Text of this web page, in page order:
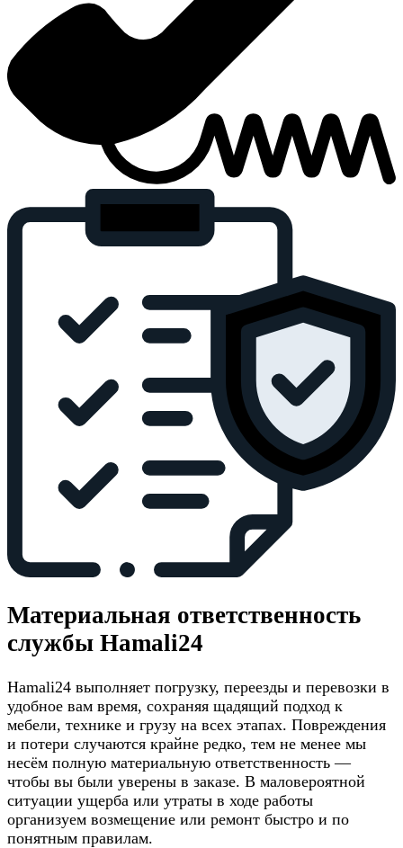
Материальная ответственность
службы Hamali24
Hamali24 выполняет погрузку, переезды и перевозки в
удобное вам время, сохраняя щадящий подход к
мебели, технике и грузу на всех этапах. Повреждения
и потери случаются крайне редко, тем не менее мы
несём полную материальную ответственность —
чтобы вы были уверены в заказе. В маловероятной
ситуации ущерба или утраты в ходе работы
организуем возмещение или ремонт быстро и по
понятным правилам.